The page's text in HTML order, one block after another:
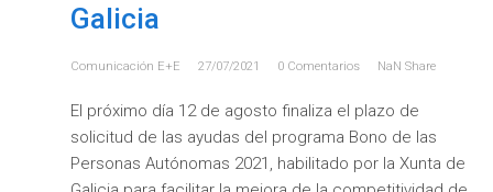
Galicia
Comunicación E+e 27/07/2021 0 Comentarios NaN Share
El próximo día 12 de agosto finaliza el plazo de
solicitud de las ayudas del programa Bono de las
Personas Autónomas 2021, habilitado por la Xunta de